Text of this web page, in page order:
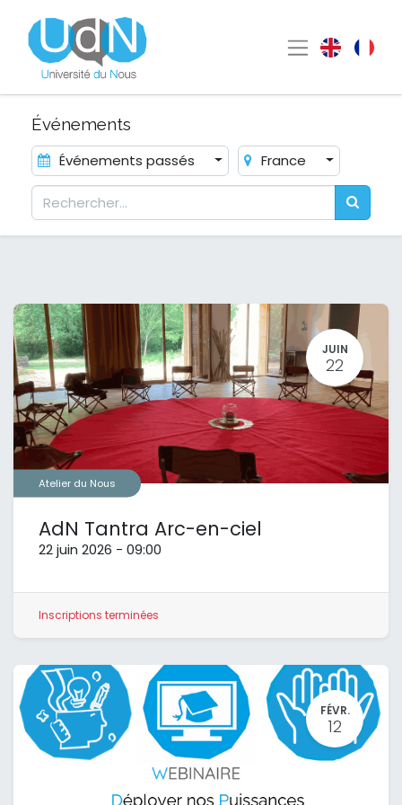
Événements
Événements passés France
JUIN
22
Atelier du Nous
AdN Tantra Arc-en-ciel
22 juin 2026 - 09:00
Inscriptions terminées
FÉVR.
12